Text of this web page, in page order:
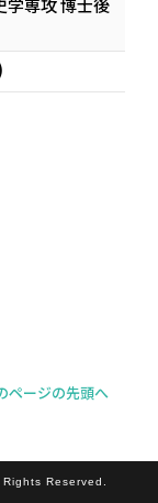
学専攻 博士後
ページの先頭へ
Reserved.